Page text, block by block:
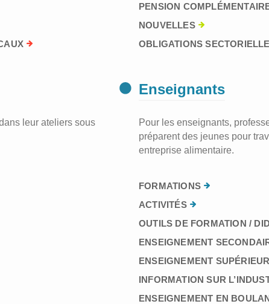
PENSION
NOUVELLES
OBLIGATIONS
leur ateliers sous
Enseignants
Pour les enseignants,
préparent des jeunes pour
entreprise alimentaire.
FORMATIONS
ACTIVITÉS
OUTILS DE FORMATION /
ENSEIGNEMENT
ENSEIGNEMENT SUPÉRIEUR
INFORMATION SUR
ENSEIGNEMENT EN